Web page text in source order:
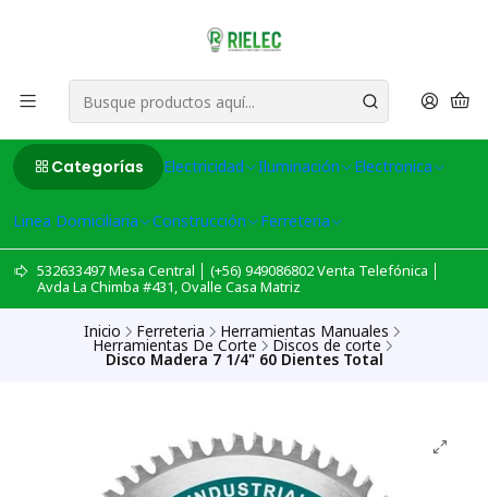
Categorías Electricidad Iluminación Electronica
Linea Domiciliaria Construcción Ferreteria
532633497 Mesa Central │ (+56) 949086802 Venta Telefónica │
Avda La Chimba #431, Ovalle Casa Matriz
Inicio Ferreteria Herramientas Manuales
Herramientas De Corte Discos de corte
Disco Madera 7 1/4" 60 Dientes Total